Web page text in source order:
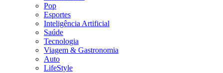
Pop
Esportes
Inteligência Artificial
Saúde
Tecnologia
Viagem & Gastronomia
Auto
LifeStyle